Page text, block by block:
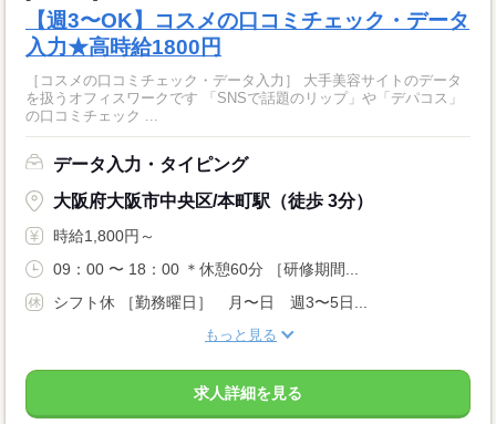
【週3〜OK】コスメの口コミチェック・データ
入力★高時給1800円
［コスメの口コミチェック・データ入力］ 大手美容サイトのデータ
を扱うオフィスワークです 「SNSで話題のリップ」や「デパコス」
の口コミチェック ...
データ入力・タイピング
大阪府大阪市中央区/本町駅（徒歩 3分）
時給1,800円～
09：00 〜 18：00 ＊休憩60分 ［研修期間...
シフト休 ［勤務曜日］ 月〜日 週3〜5日...
もっと見る
求人詳細を見る